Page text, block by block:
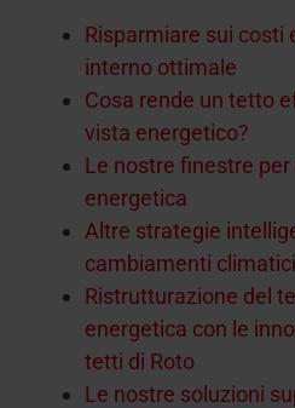
Risparmiare sui costi
interno ottimale
Cosa rende un tetto
vista energetico?
Le nostre finestre
energetica
Altre strategie
cambiamenti climatici
Ristrutturazione del
energetica con le
tetti di Roto
Le nostre soluzioni